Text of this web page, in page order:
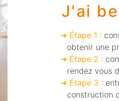
J'ai
Étape 1 :
obtenir une
Étape 2 :
rendez vous
Étape 3 :
construction